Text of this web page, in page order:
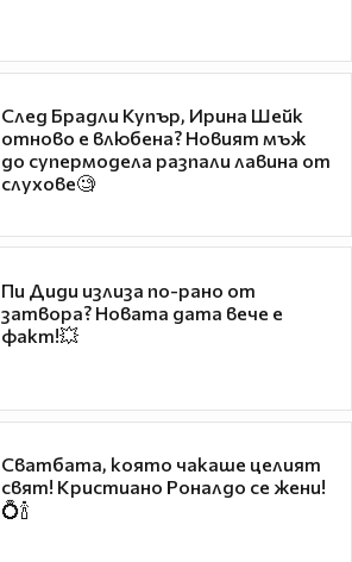
След Брадли Купър, Ирина Шейк
отново е влюбена? Новият мъж
до супермодела разпали лавина от
слухове🧐
Пи Диди излиза по-рано от
затвора? Новата дата вече е
факт!💥
Сватбата, която чакаше целият
свят! Кристиано Роналдо се жени!
💍🍾